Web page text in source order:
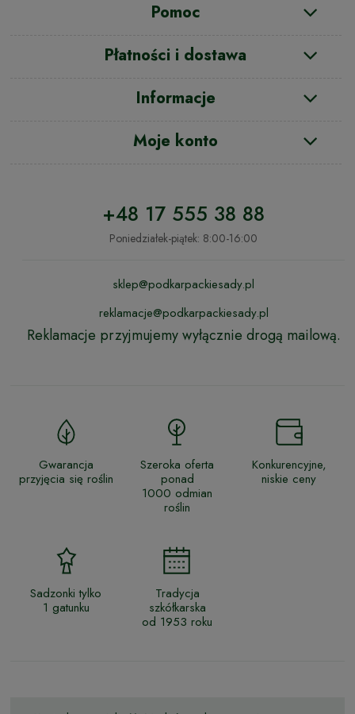
Pomoc
Płatności i dostawa
Informacje
Moje konto
+48 17 555 38 88
Poniedziałek-piątek: 8:00-16:00
sklep@podkarpackiesady.pl
reklamacje@podkarpackiesady.pl
Reklamacje przyjmujemy wyłącznie drogą mailową.
Gwarancja
przyjęcia się roślin
Szeroka oferta
ponad
1000 odmian
roślin
Konkurencyjne,
niskie ceny
Sadzonki tylko
1 gatunku
Tradycja
szkółkarska
od 1953 roku